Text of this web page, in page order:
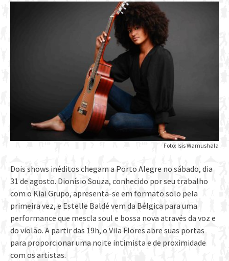
Foto: Isis Wamushala
Dois shows inéditos chegam a Porto Alegre no sábado, dia
31 de agosto. Dionísio Souza, conhecido por seu trabalho
com o Kiai Grupo, apresenta-se em formato solo pela
primeira vez, e Estelle Baldé vem da Bélgica para uma
performance que mescla soul e bossa nova através da voz e
do violão. A partir das 19h, o Vila Flores abre suas portas
para proporcionar uma noite intimista e de proximidade
com os artistas.